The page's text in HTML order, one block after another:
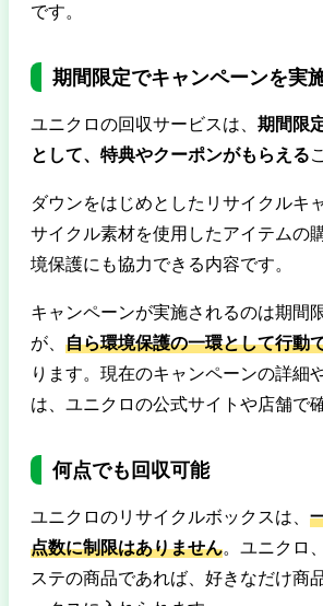
です。
期間限定でキャンペーンを実
ユニクロの回収サービスは、 期間限
として、特典やクーポンがもらえる
ダウンをはじめとしたリサイクルキ
サイクル素材を使用したアイテムの
境保護にも協力できる内容です。
キャンペーンが実施されるのは期間
が、 自ら環境保護の一環として行動
ります。現在のキャンペーンの詳細
は、ユニクロの公式サイトや店舗で
何点でも回収可能
ユニクロのリサイクルボックスは、
点数に制限はありません。ユニクロ
ステの商品であれば、好きなだけ商